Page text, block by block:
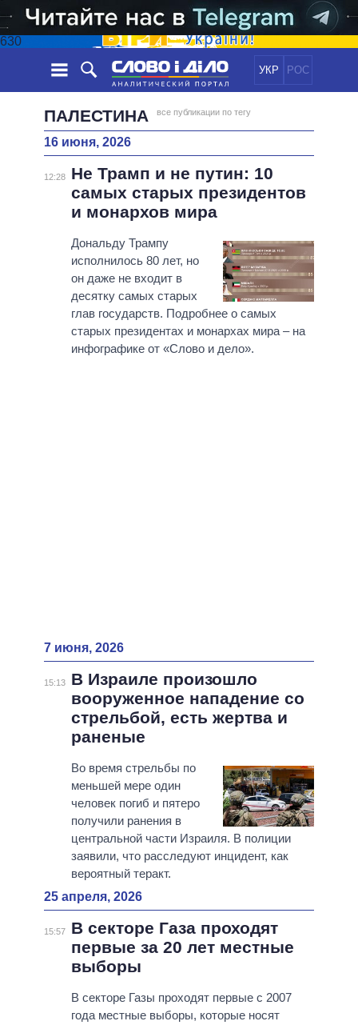
630
УКР РОС
НОВОСТИ
ЛЕНТА
СОБЫТИЯ
СТАТЬИ
МНЕНИЯ
ОБЗОРЫ
ДАЙДЖЕСТЫ
ЭКОНОМИКА
ОБЩЕСТВО
МИР
ПОЛИТИКИ
ВСЕ ПОЛИТИКИ
ПРЕЗИДЕНТ И ОФИС
ВЕРХОВНАЯ РАДА
ГЛАВЫ ОБЛАДМИНИСТРАЦИЙ
МЭРЫ
ВСЕ ПЕРСОНЫ
ИНФОГРАФИКА
ВИДЕО
ПОДДЕРЖАТЬ
СРАВНЕНИЕ ПОЛИТИКОВ
ПАЛЕСТИНА все публикации по тегу
16 июня, 2026
12:28
Не Трамп и не путин: 10
самых старых президентов
и монархов мира
Дональду Трампу
исполнилось 80 лет, но
он даже не входит в
десятку самых старых
глав государств. Подробнее о самых
старых президентах и монархах мира – на
инфографике от «Слово и дело».
7 июня, 2026
15:13
В Израиле произошло
вооруженное нападение со
стрельбой, есть жертва и
раненые
Во время стрельбы по
меньшей мере один
человек погиб и пятеро
получили ранения в
центральной части Израиля. В полиции
заявили, что расследуют инцидент, как
вероятный теракт.
25 апреля, 2026
15:57
В секторе Газа проходят
первые за 20 лет местные
выборы
В секторе Газы проходят первые с 2007
года местные выборы, которые носят